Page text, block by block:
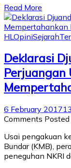
Read More
HL OpiniSejarah
Deklarasi
Perjuangan
6 February 2017
Comments
Usai pengakuan
Bundar (KMB),
peneguhan NKRI